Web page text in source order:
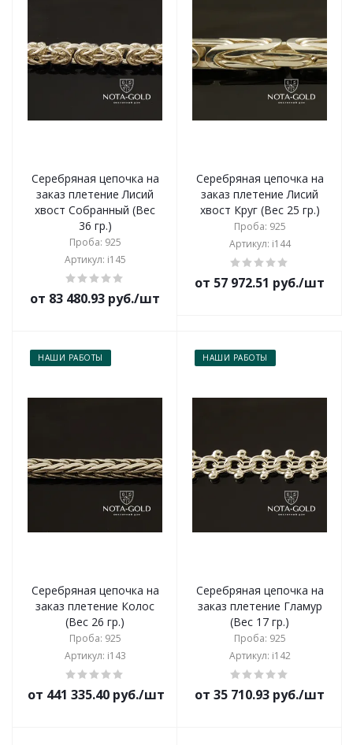
Серебряная цепочка на
заказ плетение Лисий
хвост Собранный (Вес
36 гр.)
Проба: 925
Артикул: i145
от 83 480.93 руб./шт
Серебряная цепочка на
заказ плетение Лисий
хвост Круг (Вес 25 гр.)
Проба: 925
Артикул: i144
от 57 972.51 руб./шт
НАШИ РАБОТЫ
Серебряная цепочка на
заказ плетение Колос
(Вес 26 гр.)
Проба: 925
Артикул: i143
от 441 335.40 руб./шт
НАШИ РАБОТЫ
Серебряная цепочка на
заказ плетение Гламур
(Вес 17 гр.)
Проба: 925
Артикул: i142
от 35 710.93 руб./шт